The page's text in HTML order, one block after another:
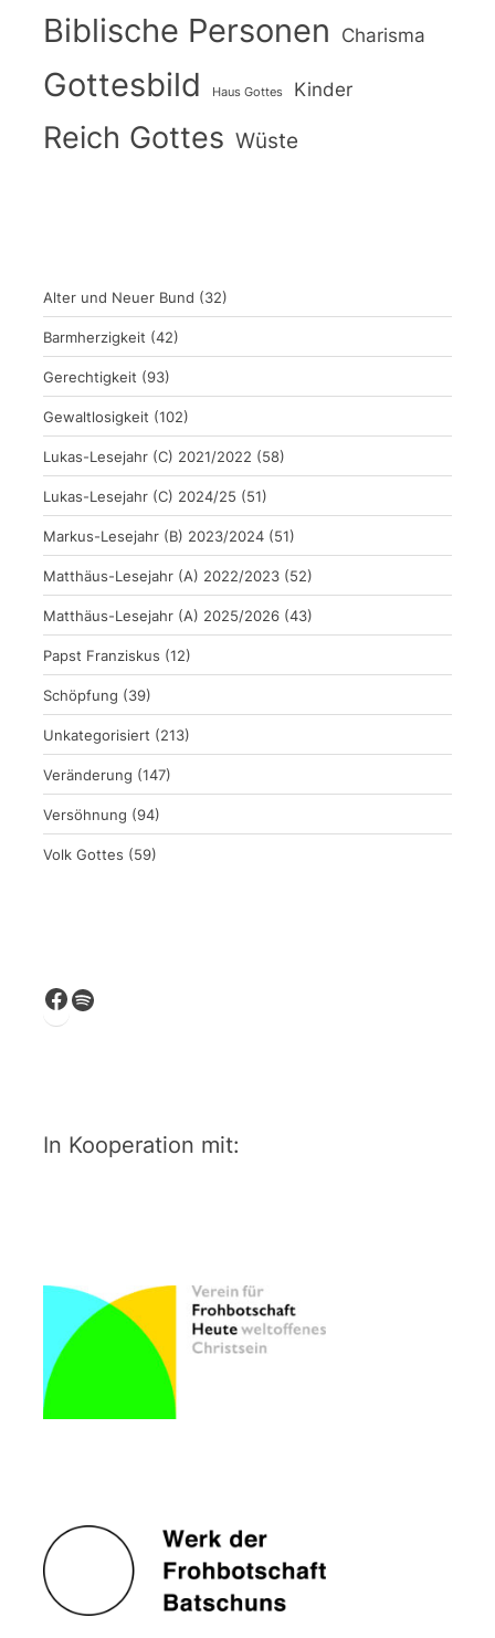
Biblische Personen Charisma
Gottesbild Haus Gottes Kinder
Reich Gottes Wüste
Alter und Neuer Bund (32)
Barmherzigkeit (42)
Gerechtigkeit (93)
Gewaltlosigkeit (102)
Lukas-Lesejahr (C) 2021/2022 (58)
Lukas-Lesejahr (C) 2024/25 (51)
Markus-Lesejahr (B) 2023/2024 (51)
Matthäus-Lesejahr (A) 2022/2023 (52)
Matthäus-Lesejahr (A) 2025/2026 (43)
Papst Franziskus (12)
Schöpfung (39)
Unkategorisiert (213)
Veränderung (147)
Versöhnung (94)
Volk Gottes (59)
Facebook
Spotify
In Kooperation mit: